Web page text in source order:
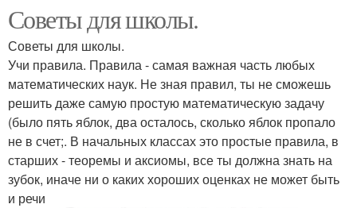
Советы для школы.
Советы для школы.
Учи правила. Правила - самая важная часть любых
математических наук. Не зная правил, ты не сможешь
решить даже самую простую математическую задачу
(было пять яблок, два осталось, сколько яблок пропало
не в счет;. В начальных классах это простые правила, в
старших - теоремы и аксиомы, все ты должна знать на
зубок, иначе ни о каких хороших оценках не может быть
и речи